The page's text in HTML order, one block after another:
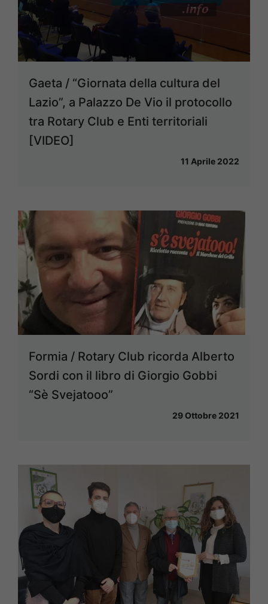
Gaeta / “Giornata della cultura del
Lazio”, a Palazzo De Vio il protocollo
tra Rotary Club e Enti territoriali
[VIDEO]
11 Aprile 2022
Formia / Rotary Club ricorda Alberto
Sordi con il libro di Giorgio Gobbi
“Sè Svejatooo”
29 Ottobre 2021